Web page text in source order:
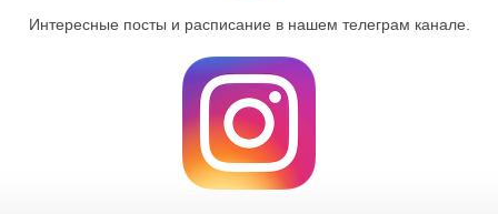
Интересные посты и расписание в нашем телеграм канале.